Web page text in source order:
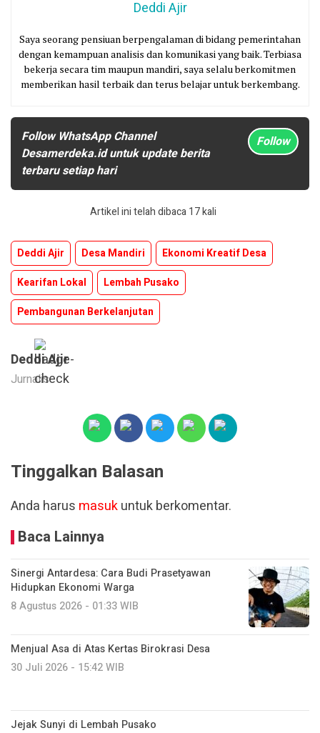
Deddi Ajir
Saya seorang pensiuan berpengalaman di bidang pemerintahan
dengan kemampuan analisis dan komunikasi yang baik. Terbiasa
bekerja secara tim maupun mandiri, saya selalu berkomitmen
memberikan hasil terbaik dan terus belajar untuk berkembang.
Follow WhatsApp Channel
Desamerdeka.id untuk update berita
terbaru setiap hari
Follow
Artikel ini telah dibaca 17 kali
Deddi Ajir Desa Mandiri
Ekonomi Kreatif Desa
Kearifan Lokal
Lembah Pusako
Pembangunan Berkelanjutan
Deddi Ajir
Jurnalis
Tinggalkan Balasan
Anda harus masukuntuk berkomentar.
Baca Lainnya
Sinergi Antardesa: Cara Budi Prasetyawan
Hidupkan Ekonomi Warga
8 Agustus 2026 - 01:33 WIB
Menjual Asa di Atas Kertas Birokrasi Desa
30 Juli 2026 - 15:42 WIB
Jejak Sunyi di Lembah Pusako